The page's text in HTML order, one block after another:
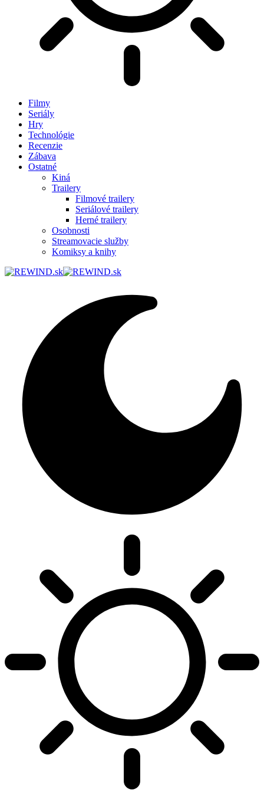
Filmy
Seriály
Hry
Technológie
Recenzie
Zábava
Ostatné
Kiná
Trailery
Filmové trailery
Seriálové trailery
Herné trailery
Osobnosti
Streamovacie služby
Komiksy a knihy